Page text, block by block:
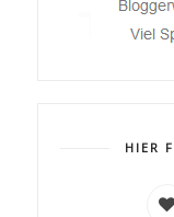
HIER